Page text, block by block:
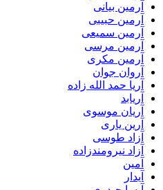
آرمین بیانی
آرمین حبیبی
آرمین سمیعی
آرمین مرسی
آرمین مکری
آروان جوان
آریا حمد الله زاده
آریابد
آریان موسوی
آرین یاری
آزاد طوسی
آزاد نیرومندزاده
آمین
آیدار